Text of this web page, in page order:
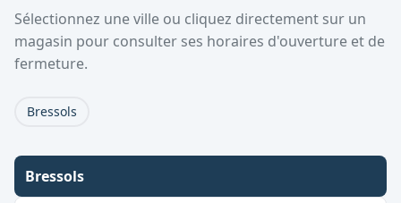
Sélectionnez une ville ou cliquez directement sur un
magasin pour consulter ses horaires d'ouverture et de
fermeture.
Bressols
Bressols